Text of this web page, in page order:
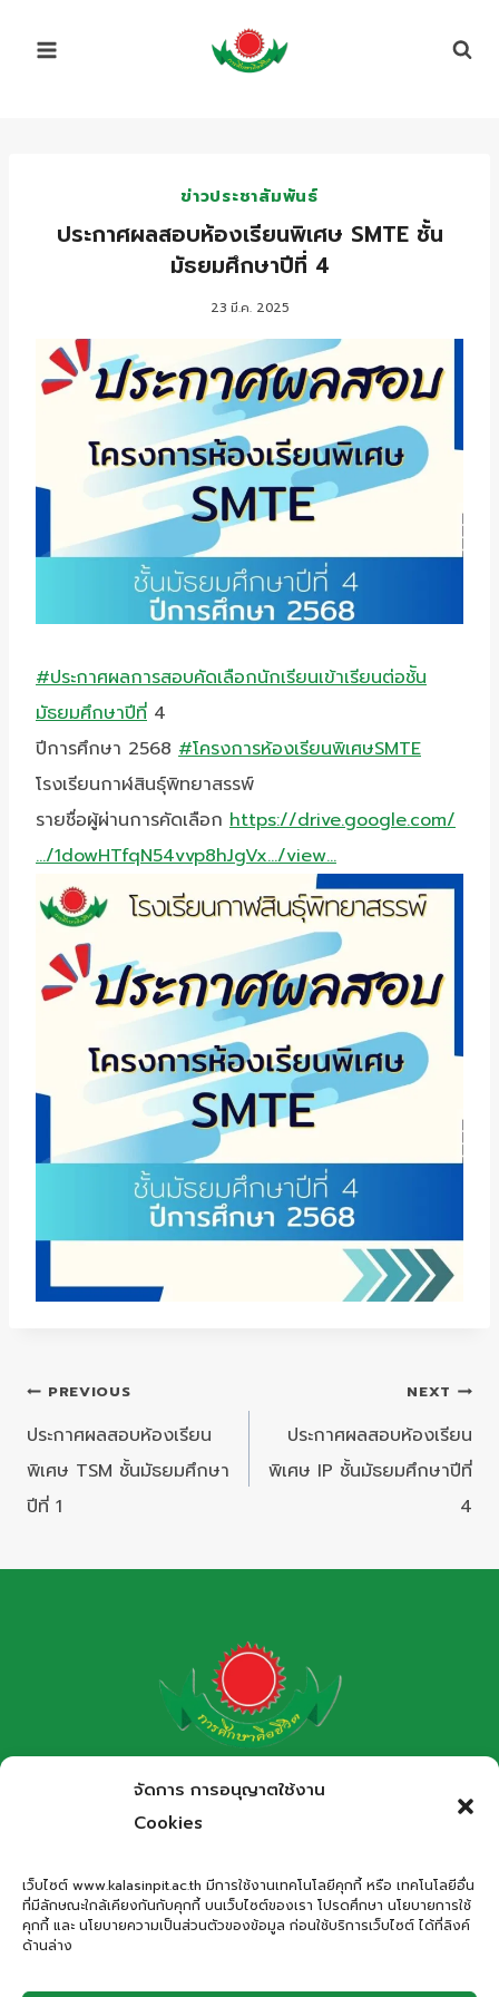
จัดการ การอนุญาตใช้งาน
Cookies
เว็บไซต์ www.kalasinpit.ac.th มีการใช้งานเทคโนโลยีคุกกี้ หรือ เทคโนโลยีอื่น
ที่มีลักษณะใกล้เคียงกันกับคุกกี้ บนเว็บไซต์ของเรา โปรดศึกษา นโยบายการใช้
คุกกี้ และ นโยบายความเป็นส่วนตัวของข้อมูล ก่อนใช้บริการเว็บไซต์ ได้ที่ลิงค์
ด้านล่าง
ข่าวประชาสัมพันธ์
ประกาศผลสอบห้องเรียนพิเศษ SMTE ชั้น
มัธยมศึกษาปีที่ 4
23 มี.ค. 2025
#ประกาศผลการสอบคัดเลือกนักเรียนเข้าเรียนต่อช้ัน
มัธยมศึกษาปีที่ 4
ปีการศึกษา 2568 #โครงการห้องเรียนพิเศษSMTE
โรงเรียนกาฬสินธุ์พิทยาสรรพ์
รายชื่อผู้ผ่านการคัดเลือก https://drive.google.com/
…/1dowHTfqN54vvp8hJgVx…/view…
แนะแนว
เรื่อง
PREVIOUS
ประกาศผลสอบห้องเรียน
พิเศษ TSM ชั้นมัธยมศึกษา
ปีที่ 1
NEXT
ประกาศผลสอบห้องเรียน
พิเศษ IP ชั้นมัธยมศึกษาปีที่
4
โรงเรียนกาฬสินธุ์พิทยาสรรพ์
สำนักงานเขตพื้นที่การศึกษามัธยมศึกษากาฬสินธุ์
ที่อยู่: เลขที่ 66 ถนนอรรถเปศล ตำบลกาฬสินธุ์ อำเภอเมือง
กาฬสินธุ์ จังหวัดกาฬสินธุ์ 46000